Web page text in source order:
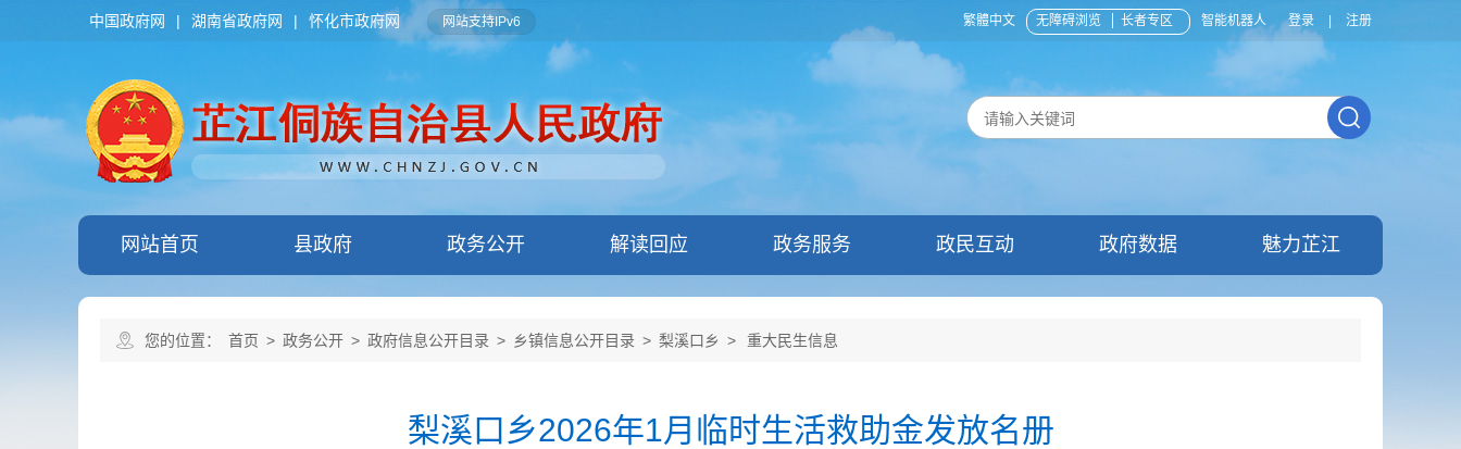
繁體中文 无障碍浏览 长者专区 智能机器人 登录 注册
中国政府网 | 湖南省政府网 | 怀化市政府网 网站支持IPv6
网站首页 县政府 政务公开 解读回应 政务服务 政民互动 政府数据 魅力芷江
您的位置： 首页 > 政务公开 > 政府信息公开目录 > 乡镇信息公开目录 > 梨溪口乡 > 重大民生信息
梨溪口乡2026年1月临时生活救助金发放名册